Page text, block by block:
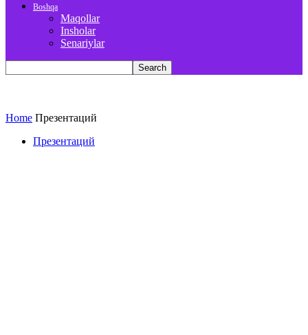
Boshqa
Maqollar
Insholar
Senariylar
Home Презентаций
Презентаций